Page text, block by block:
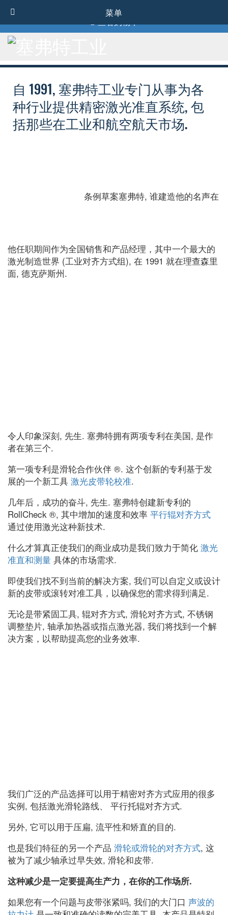
1-800-856-0129
查看购物车
自 1991, 塞弗特工业专门从事为各
种行业提供精密激光准直系统, 包
括那些在工业和航空航天市场.
条例草案塞弗特, 谁建造他的名声在
他任职期间作为全国销售和产品经理，其中一个最大的
激光制造世界 (工业对齐方式组), 在 1991 就在理查森里
面, 德克萨斯州.
令人印象深刻, 先生. 塞弗特拥有两项专利在美国, 是作
者在第三个.
第一项专利是滑轮合作伙伴 ®. 这个创新的专利基于发
展的一个新工具 激光皮带轮校准.
几年后，成功的奋斗, 先生. 塞弗特创建新专利的
RollCheck ®, 其中增加的速度和效率 平行辊对齐方式
通过使用激光这种新技术.
什么才算真正使我们的商业成功是我们致力于简化 激光
准直和测量 具体的市场需求.
即使我们找不到当前的解决方案, 我们可以自定义或设计
新的皮带或滚转对准工具，以确保您的需求得到满足.
无论是带紧固工具, 辊对齐方式, 滑轮对齐方式, 不锈钢
调整垫片, 轴承加热器或指点激光器, 我们将找到一个解
决方案，以帮助提高您的业务效率.
我们广泛的产品选择可以用于精密对齐方式应用的很多
实例, 包括激光滑轮路线、 平行托辊对齐方式.
另外, 它可以用于压扁, 流平性和矫直的目的.
也是我们特征的另一个产品 滑轮或滑轮的对齐方式, 这
被为了减少轴承过早失效, 滑轮和皮带.
这种减少是一定要提高生产力，在你的工作场所.
如果您有一个问题与皮带张紧吗, 我们的大门口 声波的
菜单